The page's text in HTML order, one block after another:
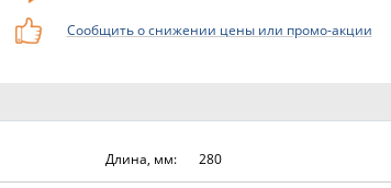
Сообщить о снижении цены или промо-акции
Длина, мм: 280